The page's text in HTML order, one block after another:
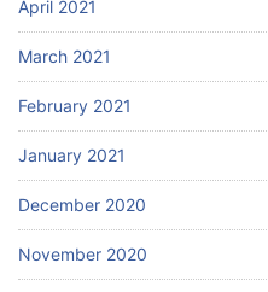
April 2021
March 2021
February 2021
January 2021
December 2020
November 2020